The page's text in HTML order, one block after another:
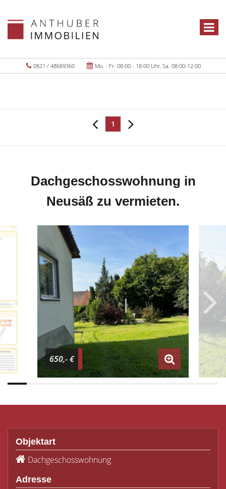
0821 / 48689360 Mo. - Fr. 08:00 - 18:00 Uhr, Sa. 08:00-12:00
1
Dachgeschosswohnung in
Neusäß zu vermieten.
650,- €
Objektart
Dachgeschosswohnung
Adresse